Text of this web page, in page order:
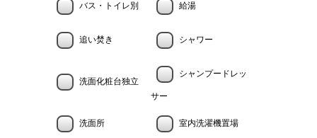
バス・トイレ別 給湯
追い焚き シャワー
洗面化粧台独立
シャンプードレッ
サー
洗面所 室内洗濯機置場